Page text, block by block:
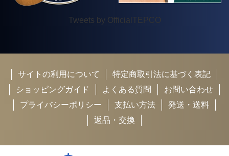
Tweets by OfficialTEPCO
サイトの利用について
特定商取引法に基づく表記
ショッピングガイド
よくある質問
お問い合わせ
プライバシーポリシー
支払い方法
発送・送料
返品・交換